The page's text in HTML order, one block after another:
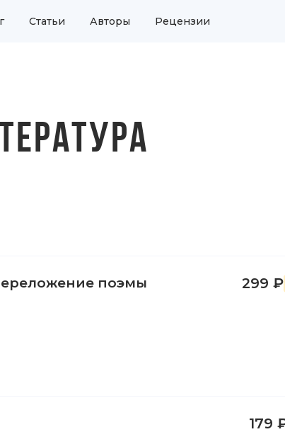
Статьи Авторы Рецензии
поэмы
299 ₽
179